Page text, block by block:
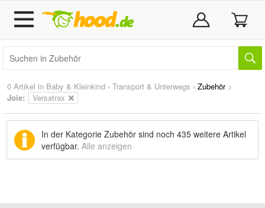
0 Artikel in Baby & Kleinkind › Transport & Unterwegs › Zubehör>
Joie:
Versatrax
In der Kategorie Zubehör sind noch 435 weitere Artikel
verfügbar. Alle anzeigen